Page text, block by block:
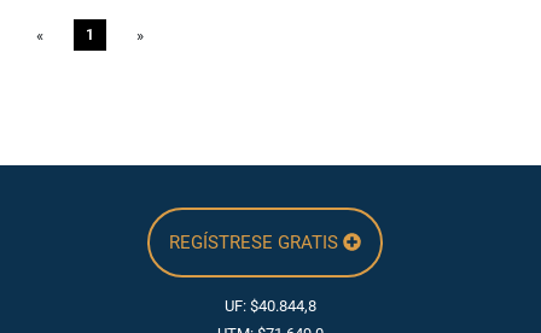
« Previous
1 »
REGÍSTRESE GRATIS
UF: $40.844,8